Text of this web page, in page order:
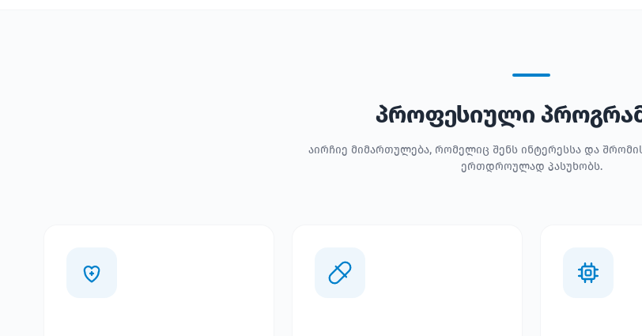
პროფესიული
აირჩიე მიმართულება, რომელიც შენს ინტერესსა და
ერთდროულად პასუხობს.